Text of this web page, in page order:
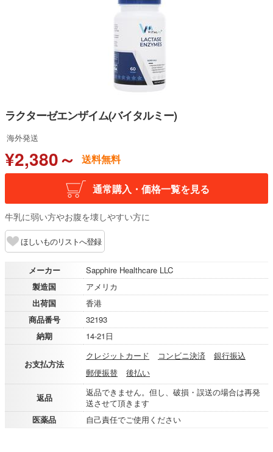
ラクターゼエンザイム(バイタルミー)
海外発送
¥2,380～ 送料無料
通常購入・価格一覧を見る
牛乳に弱い方やお腹を壊しやすい方に
ほしいものリストへ登録
メーカー
Sapphire Healthcare LLC
製造国
アメリカ
出荷国
香港
商品番号
32193
納期
14-21日
お支払方法
クレジットカード コンビニ決済
銀行振込
郵便振替
後払い
返品
返品できません。但し、破損・誤送の場合は再発
送させて頂きます
医薬品
自己責任でご使用ください